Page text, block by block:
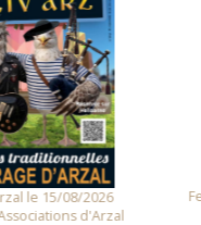
Vincent (Tangui Bodin et
(Voix de tourbe et de sel)
(Thierry Crusson, Thierry
a Camaret-sur-Mer le 16/
les Amis du Quartier St